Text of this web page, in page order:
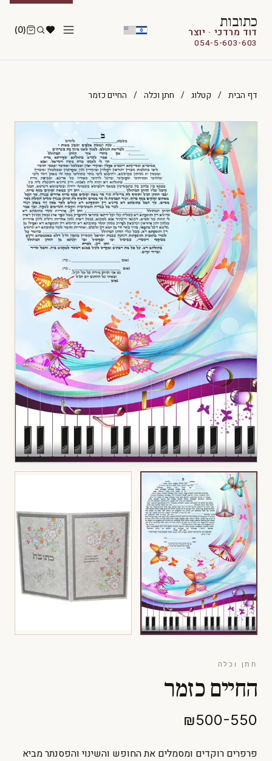
כתובות
דוד מרדכי · יוצר
054-5-603-603
(0)
דף הבית / קטלוג / חתן וכלה / החיים כזמר
חתן וכלה
החיים כזמר
₪500-550
פרפרים רוקדים ומסמלים את החופש והשינוי והפסנתר מביא